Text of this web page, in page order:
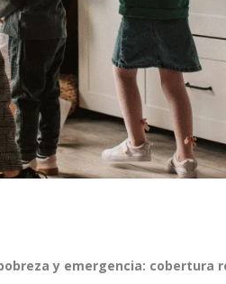
y emergencia: cobertura